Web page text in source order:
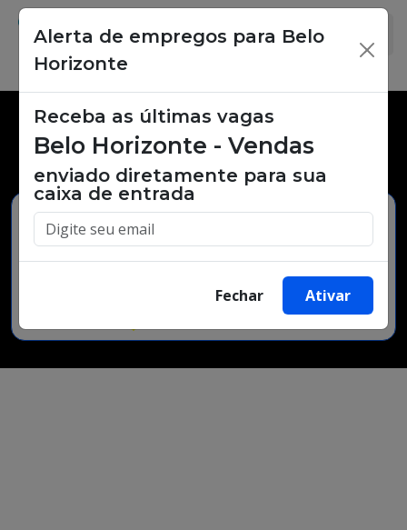
Vagas de emprego,
oportunidades de trabalho.
Buscar Vagas
Alerta de empregos para Belo
Horizonte
×
Receba as últimas vagas
Belo Horizonte - Vendas
enviado diretamente para sua
caixa de entrada
Fechar Ativar